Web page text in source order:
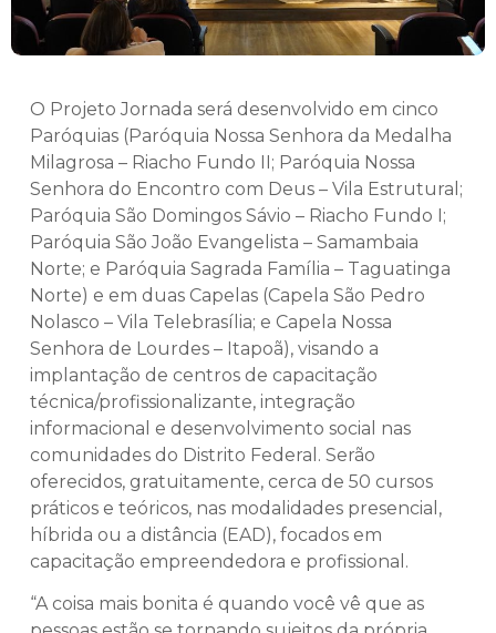
O Projeto Jornada será desenvolvido em cinco
Paróquias (Paróquia Nossa Senhora da Medalha
Milagrosa – Riacho Fundo II; Paróquia Nossa
Senhora do Encontro com Deus – Vila Estrutural;
Paróquia São Domingos Sávio – Riacho Fundo I;
Paróquia São João Evangelista – Samambaia
Norte; e Paróquia Sagrada Família – Taguatinga
Norte) e em duas Capelas (Capela São Pedro
Nolasco – Vila Telebrasília; e Capela Nossa
Senhora de Lourdes – Itapoã), visando a
implantação de centros de capacitação
técnica/profissionalizante, integração
informacional e desenvolvimento social nas
comunidades do Distrito Federal. Serão
oferecidos, gratuitamente, cerca de 50 cursos
práticos e teóricos, nas modalidades presencial,
híbrida ou a distância (EAD), focados em
capacitação empreendedora e profissional.
“A coisa mais bonita é quando você vê que as